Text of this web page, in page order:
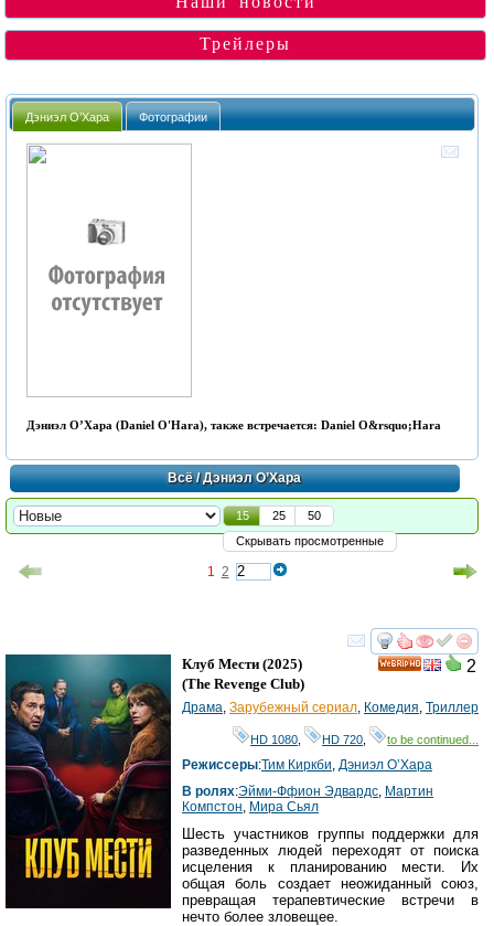
Трейлеры
Дэниэл О’Хара Фотографии
Дэниэл О’Хара (Daniel O'Hara), также встречается: Daniel O&rsquo;Hara
Всё/ Дэниэл О’Хара
15 25
50
Скрывать просмотренные
1 2
смотреть
2
Клуб Мести (2025)
(The Revenge Club)
Драма Зарубежный сериал Комедия Триллер
HD 1080 HD 720 to be continued...
Режиссеры:Тим Киркби Дэниэл О’Хара
В ролях:Эйми-Ффион Эдвардс Мартин
Компстон Мира Сьял
Шесть участников группы поддержки для
разведенных людей переходят от поиска
исцеления к планированию мести. Их
общая боль создает неожиданный союз,
превращая терапевтические встречи в
нечто более зловещее.